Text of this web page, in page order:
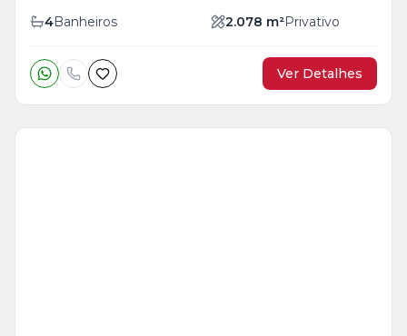
4Banheiros 2.078 m²Privativo
Ver Detalhes